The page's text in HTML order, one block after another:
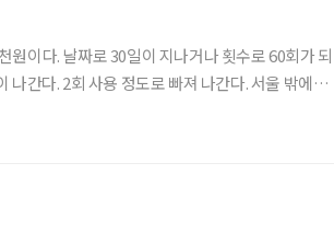
원이다. 날짜로 30일이 지나거나 횟수로 60회가 되
나간다. 2회 사용 정도로 빠져 나간다. 서울 밖에서